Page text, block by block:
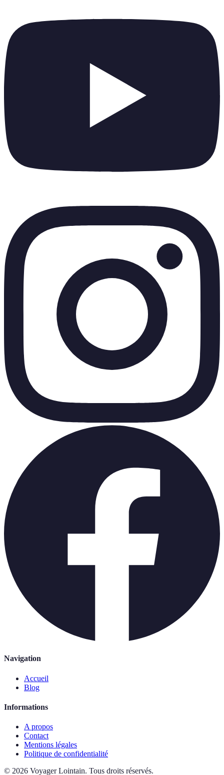
Navigation
Accueil
Blog
Informations
A propos
Contact
Mentions légales
Politique de confidentialité
© 2026 Voyager Lointain. Tous droits réservés.